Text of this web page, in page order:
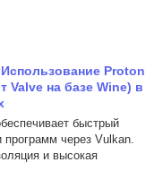
Proton
Valve на базе Wine) в
быстрый
программ через Vulkan.
и высокая